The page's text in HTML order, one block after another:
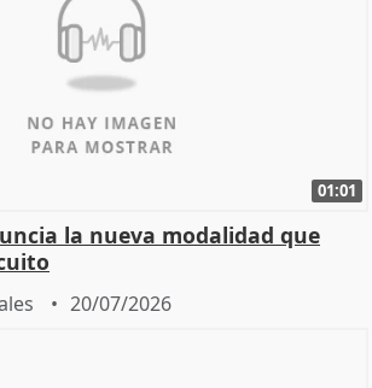
01:01
la nueva modalidad que
20/07/2026